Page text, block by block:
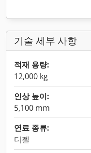
기술 세부 사항
적재 용량:
12,000 kg
인상 높이:
5,100 mm
연료 종류:
디젤